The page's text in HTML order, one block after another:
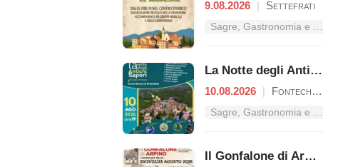
9.08.2026 | Settefrati
Sagre, Gastronomia e Tradizioni nel Lazio
La Notte degli Antichi Sapori
10.08.2026 | Fontechiari
Sagre, Gastronomia e Tradizioni nel Lazio
Il Gonfalone di Arpino